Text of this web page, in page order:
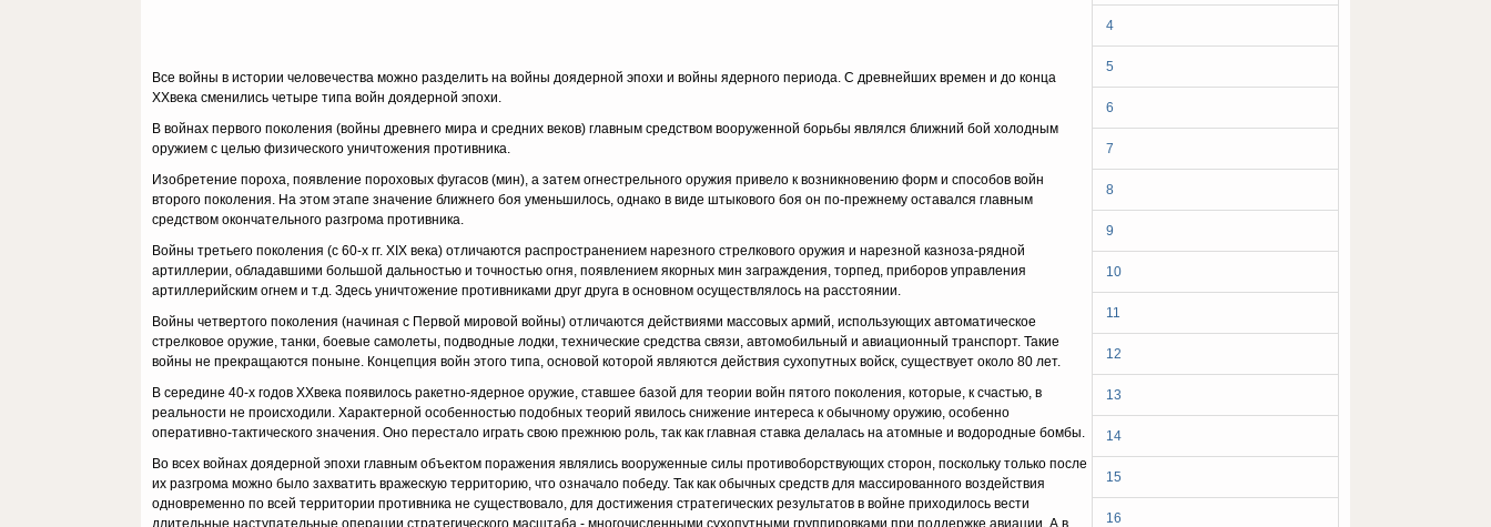
4
5
6
7
8
9
10
11
12
13
14
15
16
Все войны в истории человечества можно разделить на войны доядерной эпохи и войны ядерного периода. С древнейших времен и до конца
XXвека сменились четыре типа войн доядерной эпохи.
В войнах первого поколения (войны древнего мира и средних веков) главным средством вооруженной борьбы являлся ближний бой холодным
оружием с целью физического уничтожения противника.
Изобретение пороха, появление пороховых фугасов (мин), а за­тем огнестрельного оружия привело к возникновению форм и спо­собов войн
второго поколения. На этом этапе значение ближнего боя уменьшилось, однако в виде штыкового боя он по-прежнему оставал­ся главным
средством окончательного разгрома противника.
Войны третьего поколения (с 60-х гг. XIX века) отличаются рас­пространением нарезного стрелкового оружия и нарезной казноза-рядной
артиллерии, обладавшими большой дальностью и точностью огня, появлением якорных мин заграждения, торпед, приборов уп­равления
артиллерийским огнем и т.д. Здесь уничтожение против­никами друг друга в основном осуществлялось на расстоянии.
Войны четвертого поколения (начиная с Первой мировой вой­ны) отличаются действиями массовых армий, использующих автома­тическое
стрелковое оружие, танки, боевые самолеты, подводные лодки, технические средства связи, автомобильный и авиационный транспорт. Такие
войны не прекращаются поныне. Концепция войн этого типа, основой которой являются действия сухопутных войск, существует около 80 лет.
В середине 40-х годов XXвека появилось ракетно-ядерное оружие, ставшее базой для теории войн пятого поколения, которые, к счас­тью, в
реальности не происходили. Характерной особенностью по­добных теорий явилось снижение интереса к обычному оружию, осо­бенно
оперативно-тактического значения. Оно перестало играть свою прежнюю роль, так как главная ставка делалась на атомные и водородные бомбы.
Во всех войнах доядерной эпохи главным объектом поражения являлись вооруженные силы противоборствующих сторон, поскольку только после
их разгрома можно было захватить вражескую тер­риторию, что означало победу. Так как обычных средств для массированного воздействия
одновременно по всей территории против­ника не существовало, для достижения стратегических результатов в войне приходилось вести
длительные наступательные операции стра­тегического масштаба - многочисленными сухопутными группиров­ками при поддержке авиации. А в